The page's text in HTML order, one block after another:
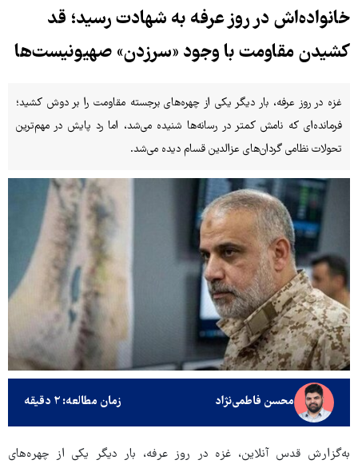
خانواده‌اش در روز عرفه به شهادت رسید؛ قد
کشیدن مقاومت با وجود «سرزدن» صهیونیست‌ها
غزه در روز عرفه، بار دیگر یکی از چهره‌های برجسته مقاومت را بر دوش کشید؛
فرمانده‌ای که نامش کمتر در رسانه‌ها شنیده می‌شد، اما رد پایش در مهم‌ترین
تحولات نظامی گردان‌های عزالدین قسام دیده می‌شد.
محسن فاطمی‌نژاد زمان مطالعه: ۲ دقیقه
به‌گزارش قدس آنلاین، غزه در روز عرفه، بار دیگر یکی از چهره‌های